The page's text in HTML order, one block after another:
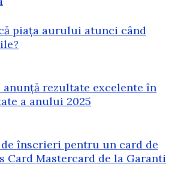
piața aurului atunci când
anunță rezultate excelente în
a anului 2025
de înscrieri pentru un card de
Card Mastercard de la Garanti